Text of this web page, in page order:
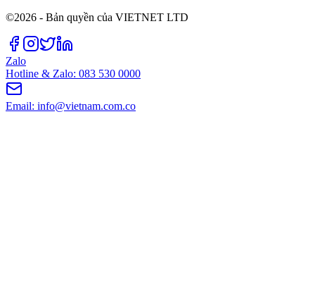
©2026 - Bản quyền của VIETNET LTD
Zalo
Hotline & Zalo: 083 530 0000
Email: info@vietnam.com.co